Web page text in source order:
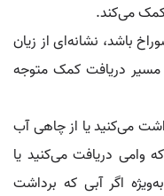
می‌کند.
باشد، نشانه‌ای از زیان
مسیر دریافت کمک متوجه
می‌کنید یا از چاهی آب
وامی دریافت می‌کنید یا
اگر آبی که برداشت